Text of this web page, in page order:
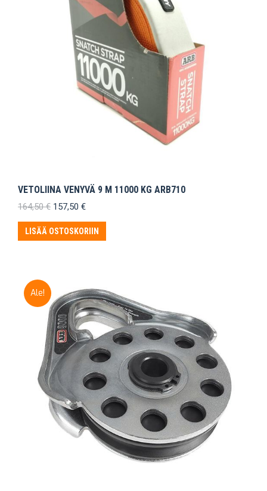
VETOLIINA VENYVÄ 9 M 11000 KG ARB710
164,50€ Alkuperäinen
oli:
164,50 €.
157,50 €Nykyinen
on:
157,50 €.
LISÄÄ OSTOSKORIIN
Ale!